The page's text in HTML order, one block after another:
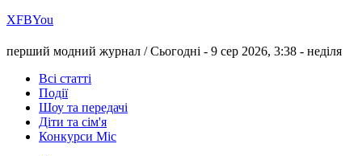
ХFBYou
перший модний журнал /Сьогодні - 9 сер 2026, 3:38 - неділя
Всі статті
Події
Шоу та передачі
Діти та сім'я
Конкурси Міс